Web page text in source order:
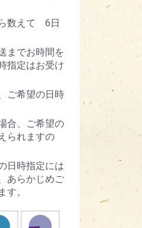
数えて 6日
までお時間を
指定はお受け
ご希望の日時
合、ご希望の
られますの
日時指定には
あらかじめご
。